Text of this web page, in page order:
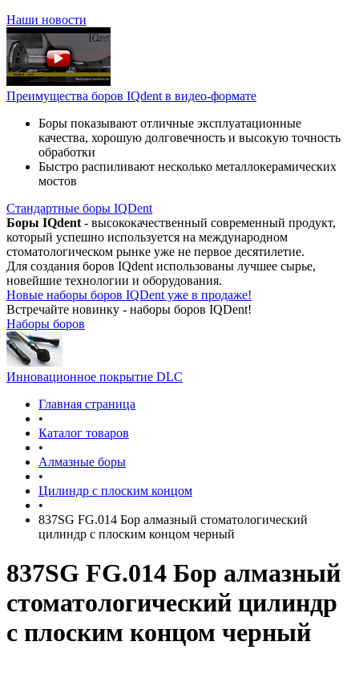
Наши новости
Преимущества боров IQdent в видео-формате
Боры показывают отличные эксплуатационные
качества, хорошую долговечность и высокую точность
обработки
Быстро распиливают несколько металлокерамических
мостов
Стандартные боры IQDent
Боры IQdent - высококачественный современный продукт,
который успешно используется на международном
стоматологическом рынке уже не первое десятилетие.
Для создания боров IQdent использованы лучшее сырье,
новейшие технологии и оборудования.
Новые наборы боров IQDent уже в продаже!
Встречайте новинку - наборы боров IQDent!
Наборы боров
Инновационное покрытие DLC
Главная страница
•
Каталог товаров
•
Алмазные боры
•
Цилиндр с плоским концом
•
837SG FG.014 Бор алмазный стоматологический
цилиндр с плоским концом черный
837SG FG.014 Бор алмазный
стоматологический цилиндр
с плоским концом черный